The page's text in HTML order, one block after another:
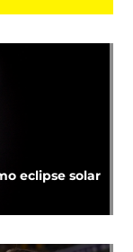
eclipse solar